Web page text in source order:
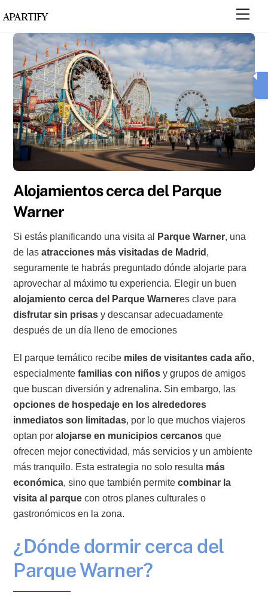
to
content
APARTIFY
Alojamientos cerca del Parque
Warner
Si estás planificando una visita al Parque Warner, una
de lasatracciones más visitadas de Madrid ,
seguramente te habrás preguntado dónde alojarte para
aprovechar al máximo tu experiencia. Elegir un buen
alojamiento cerca del Parque Warneres clave para
disfrutar sin prisas y descansar adecuadamente
después de un día lleno de emociones
El parque temático recibe miles de visitantes cada año,
especialmentefamilias con niños y grupos de amigos
que buscan diversión y adrenalina. Sin embargo, las
opciones de hospedaje en los alrededores
inmediatos son limitadas, por lo que muchos viajeros
optan poralojarse en municipios cercanos que
ofrecen mejor conectividad, más servicios y un ambiente
más tranquilo. Esta estrategia no solo resulta más
económica, sino que también permitecombinar la
visita al parque con otros planes culturales o
gastronómicos en la zona.
¿Dónde dormir cerca del
Parque Warner?